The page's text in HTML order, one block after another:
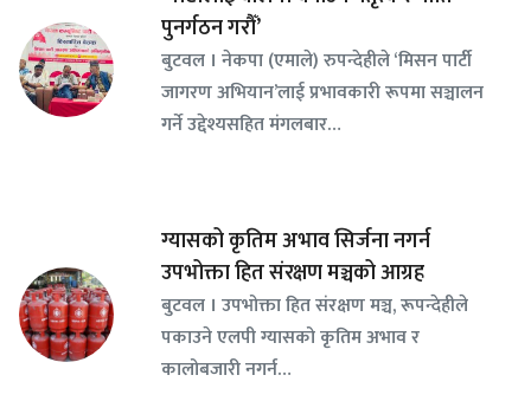
पुनर्गठन गरौँ’
बुटवल । नेकपा (एमाले) रुपन्देहीले ‘मिसन पार्टी
जागरण अभियान’लाई प्रभावकारी रूपमा सञ्चालन
गर्ने उद्देश्यसहित मंगलबार…
ग्यासको कृतिम अभाव सिर्जना नगर्न
उपभोक्ता हित संरक्षण मञ्चको आग्रह
बुटवल । उपभोक्ता हित संरक्षण मञ्च, रूपन्देहीले
पकाउने एलपी ग्यासको कृतिम अभाव र
कालोबजारी नगर्न…